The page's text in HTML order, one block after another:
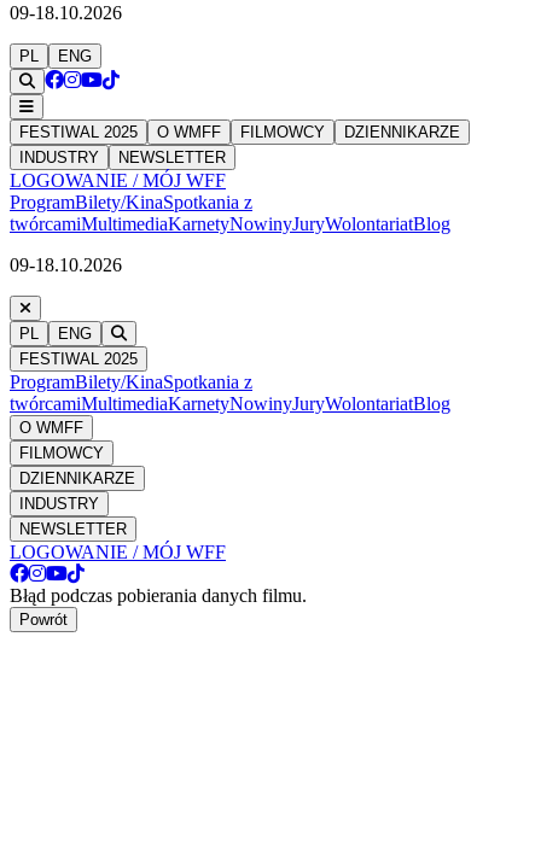
09-18.10.2026
PL ENG
FESTIWAL 2025 O WMFF FILMOWCY
DZIENNIKARZE
INDUSTRY
NEWSLETTER
LOGOWANIE / MÓJ WFF
ProgramBilety/KinaSpotkania z
twórcamiMultimediaKarnetyNowinyJuryWolontariatBlog
09-18.10.2026
PL
ENG
FESTIWAL 2025
ProgramBilety/KinaSpotkania z
twórcamiMultimediaKarnetyNowinyJuryWolontariatBlog
O WMFF
FILMOWCY
DZIENNIKARZE
INDUSTRY
NEWSLETTER
LOGOWANIE / MÓJ WFF
Błąd podczas pobierania danych filmu.
Powrót